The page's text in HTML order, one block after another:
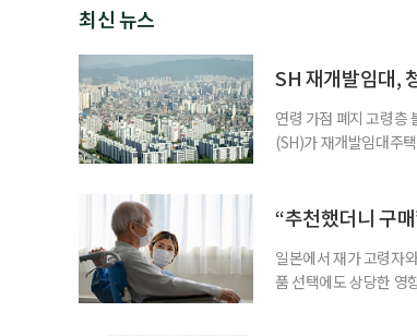
최신 뉴스
SH 재개발임대,
연령 가점 폐지 고령층
(SH)가 재개발임대주
지난달 30일 재개발임
“추천했더니 구
일본에서 재가 고령자
품 선택에도 상당한 영